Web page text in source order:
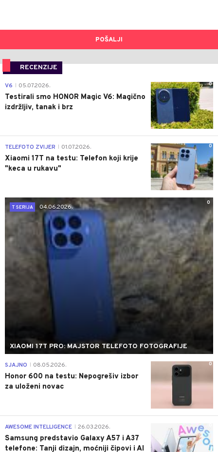
POŠALJI
RECENZIJE
0
V6 05.07.2026.
Testirali smo HONOR Magic V6: Magično
izdržljiv, tanak i brz
0
TELEFOTO ZVIJER 01.07.2026.
Xiaomi 17T na testu: Telefon koji krije
"keca u rukavu"
0
T SERIJA
04.06.2026.
XIAOMI 17T PRO: MAJSTOR TELEFOTO FOTOGRAFIJE
0
SJAJNO 08.05.2026.
Honor 600 na testu: Nepogrešiv izbor
za uloženi novac
AWESOME INTELLIGENCE 26.03.2026.
Samsung predstavio Galaxy A57 i A37
telefone: Tanji dizajn, moćniji čipovi i AI